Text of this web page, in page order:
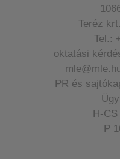
Teréz
Tel.:
oktatási
PR és
H-CS
P